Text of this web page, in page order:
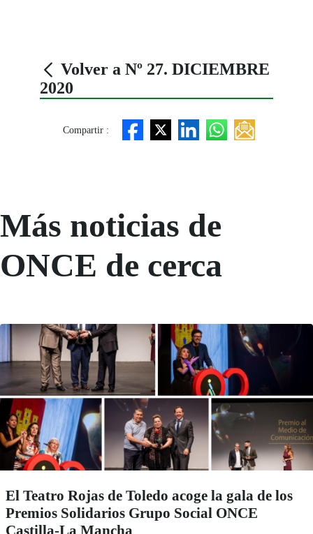
Volver a Nº 27. DICIEMBRE
2020
Compartir :
Más noticias de
ONCE de cerca
El Teatro Rojas de Toledo acoge la gala de los
Premios Solidarios Grupo Social ONCE
Castilla-La Mancha